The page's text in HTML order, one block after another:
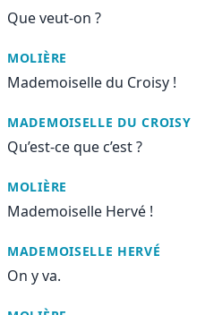
Que veut-on ?
MOLIÈRE
Mademoiselle du Croisy !
MADEMOISELLE DU CROISY
Qu’est-ce que c’est ?
MOLIÈRE
Mademoiselle Hervé !
MADEMOISELLE HERVÉ
On y va.